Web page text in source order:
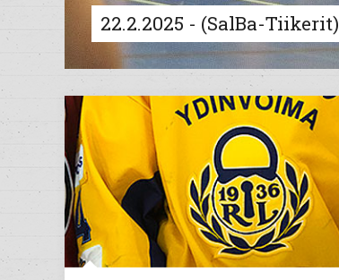
22.2.2025 - (SalBa-Tiikerit)